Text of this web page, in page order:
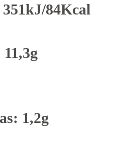
84Kcal
1,2g